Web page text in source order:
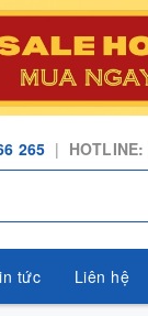
265 | HOTLINE:
tức Liên hệ